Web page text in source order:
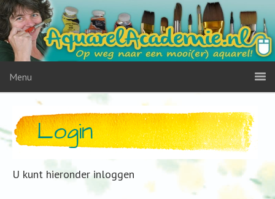
Menu
Login
U kunt hieronder inloggen